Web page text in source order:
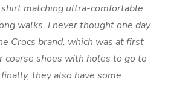
matching ultra-comfortable
walks. I never thought one day
Crocs brand, which was at first
coarse shoes with holes to go to
they also have some